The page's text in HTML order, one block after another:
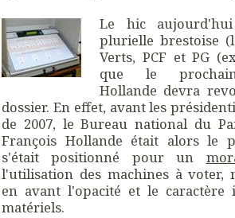
Le hic
plurielle brestoise
Verts, PCF et PG
que le
Hollande devra
dossier. En effet, avant les
de 2007, le Bureau national du
François Hollande était alors le
s'était positionné pour un
l'utilisation des machines à voter,
en avant l'opacité et le caractère
matériels.